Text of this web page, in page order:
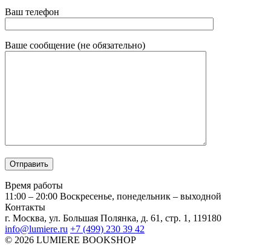
Ваш телефон
Ваше сообщение (не обязательно)
Время работы
11:00 – 20:00 Воскресенье, понедельник – выходной
Контакты
г. Москва, ул. Большая Полянка, д. 61, стр. 1, 119180
info@lumiere.ru +7 (499) 230 39 42
© 2026 LUMIERE BOOKSHOP